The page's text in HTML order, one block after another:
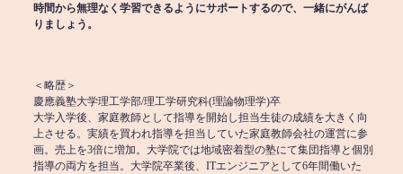
時間から無理なく学習できるようにサポートするので、一緒にがんば
りましょう。
＜略歴＞
慶應義塾大学理工学部/理工学研究科(理論物理学)卒
大学入学後、家庭教師として指導を開始し担当生徒の成績を大きく向
上させる。実績を買われ指導を担当していた家庭教師会社の運営に参
画。売上を3倍に増加。大学院では地域密着型の塾にて集団指導と個別
指導の両方を担当。大学院卒業後、ITエンジニアとして6年間働いた